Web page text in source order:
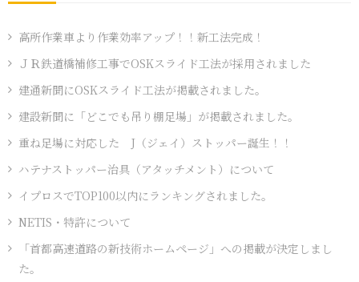
高所作業車より作業効率アップ！！新工法完成！
ＪＲ鉄道橋補修工事でOSKスライド工法が採用されました
建通新聞にOSKスライド工法が掲載されました。
建設新聞に「どこでも吊り棚足場」が掲載されました。
重ね足場に対応した J（ジェイ）ストッパー誕生！！
ハテナストッパー治具（アタッチメント）について
イプロスでTOP100以内にランキングされました。
NETIS・特許について
「首都高速道路の新技術ホームページ」への掲載が決定しまし
た。